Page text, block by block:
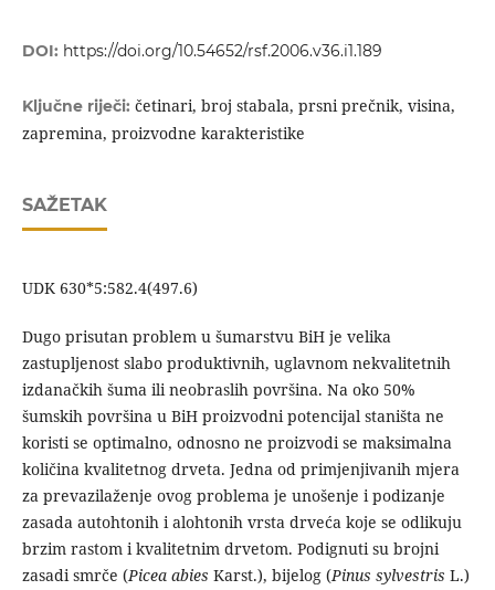
DOI: https://doi.org/10.54652/rsf.2006.v36.i1.189
Ključne riječi: četinari, broj stabala, prsni prečnik, visina,
zapremina, proizvodne karakteristike
SAŽETAK
UDK 630*5:582.4(497.6)
Dugo prisutan problem u šumarstvu BiH je velika
zastupljenost slabo produktivnih, uglavnom nekvalitetnih
izdanačkih šuma ili neobraslih površina. Na oko 50%
šumskih površina u BiH proizvodni potencijal staništa ne
koristi se optimalno, odnosno ne proizvodi se maksimalna
količina kvalitetnog drveta. Jedna od primjenjivanih mjera
za prevazilaženje ovog problema je unošenje i podizanje
zasada autohtonih i alohtonih vrsta drveća koje se odlikuju
brzim rastom i kvalitetnim drvetom. Podignuti su brojni
zasadi smrče (Picea abies Karst.), bijelog (Pinus sylvestris L.)